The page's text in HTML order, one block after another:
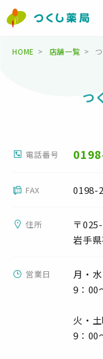
HOME 店舗一覧
つ
電話番号
FAX 0198-
住所
〒
岩手
営業日
月・
9：00
火・
9：00